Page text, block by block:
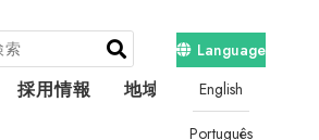
Language
English
Português
採用情報 地域連携・相談